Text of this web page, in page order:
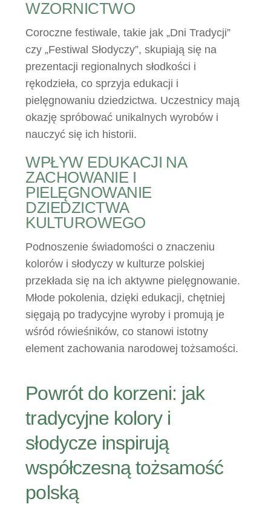
WZORNICTWO
Coroczne festiwale, takie jak „Dni Tradycji”
czy „Festiwal Słodyczy”, skupiają się na
prezentacji regionalnych słodkości i
rękodzieła, co sprzyja edukacji i
pielęgnowaniu dziedzictwa. Uczestnicy mają
okazję spróbować unikalnych wyrobów i
nauczyć się ich historii.
WPŁYW EDUKACJI NA
ZACHOWANIE I
PIELĘGNOWANIE
DZIEDZICTWA
KULTUROWEGO
Podnoszenie świadomości o znaczeniu
kolorów i słodyczy w kulturze polskiej
przekłada się na ich aktywne pielęgnowanie.
Młode pokolenia, dzięki edukacji, chętniej
sięgają po tradycyjne wyroby i promują je
wśród rówieśników, co stanowi istotny
element zachowania narodowej tożsamości.
Powrót do korzeni: jak
tradycyjne kolory i
słodycze inspirują
współczesną tożsamość
polską